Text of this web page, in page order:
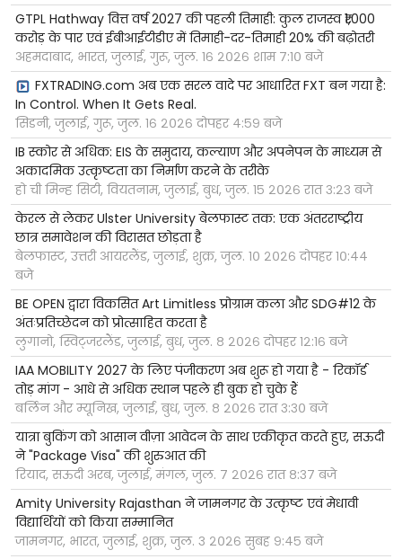
GTPL Hathway वित्त वर्ष 2027 की पहली तिमाही: कुल राजस्व ₹1,000
करोड़ के पार एवं ईबीआईटीडीए में तिमाही-दर-तिमाही 20% की बढ़ोतरी
अहमदाबाद, भारत, जुलाई, गुरू, जुल. १६ २०२६ शाम ७:१० बजे
FXTRADING.com अब एक सरल वादे पर आधारित FXT बन गया है:
In Control. When It Gets Real.
सिडनी, जुलाई, गुरू, जुल. १६ २०२६ दोपहर ४:५९ बजे
IB स्कोर से अधिक: EIS के समुदाय, कल्याण और अपनेपन के माध्यम से
अकादमिक उत्कृष्टता का निर्माण करने के तरीके
हो ची मिन्ह सिटी, वियतनाम, जुलाई, बुध, जुल. १५ २०२६ रात ३:२३ बजे
केरल से लेकर Ulster University बेलफास्ट तक: एक अंतरराष्ट्रीय
छात्र समावेशन की विरासत छोड़ता है
बेलफास्ट, उत्तरी आयरलैंड, जुलाई, शुक्र, जुल. १० २०२६ दोपहर १०:४४
बजे
BE OPEN द्वारा विकसित Art Limitless प्रोग्राम कला और SDG#12 के
अंतःप्रतिच्छेदन को प्रोत्साहित करता है
लुगानो, स्विट्जरलैंड, जुलाई, बुध, जुल. ८ २०२६ दोपहर १२:१६ बजे
IAA MOBILITY 2027 के लिए पंजीकरण अब शुरू हो गया है - रिकॉर्ड
तोड़ मांग - आधे से अधिक स्थान पहले ही बुक हो चुके हैं
बर्लिन और म्यूनिख, जुलाई, बुध, जुल. ८ २०२६ रात ३:३० बजे
यात्रा बुकिंग को आसान वीज़ा आवेदन के साथ एकीकृत करते हुए, सऊदी
ने "Package Visa" की शुरुआत की
रियाद, सऊदी अरब, जुलाई, मंगल, जुल. ७ २०२६ रात ८:३७ बजे
Amity University Rajasthan ने जामनगर के उत्कृष्ट एवं मेधावी
विद्यार्थियों को किया सम्मानित
जामनगर, भारत, जुलाई, शुक्र, जुल. ३ २०२६ सुबह ९:४५ बजे